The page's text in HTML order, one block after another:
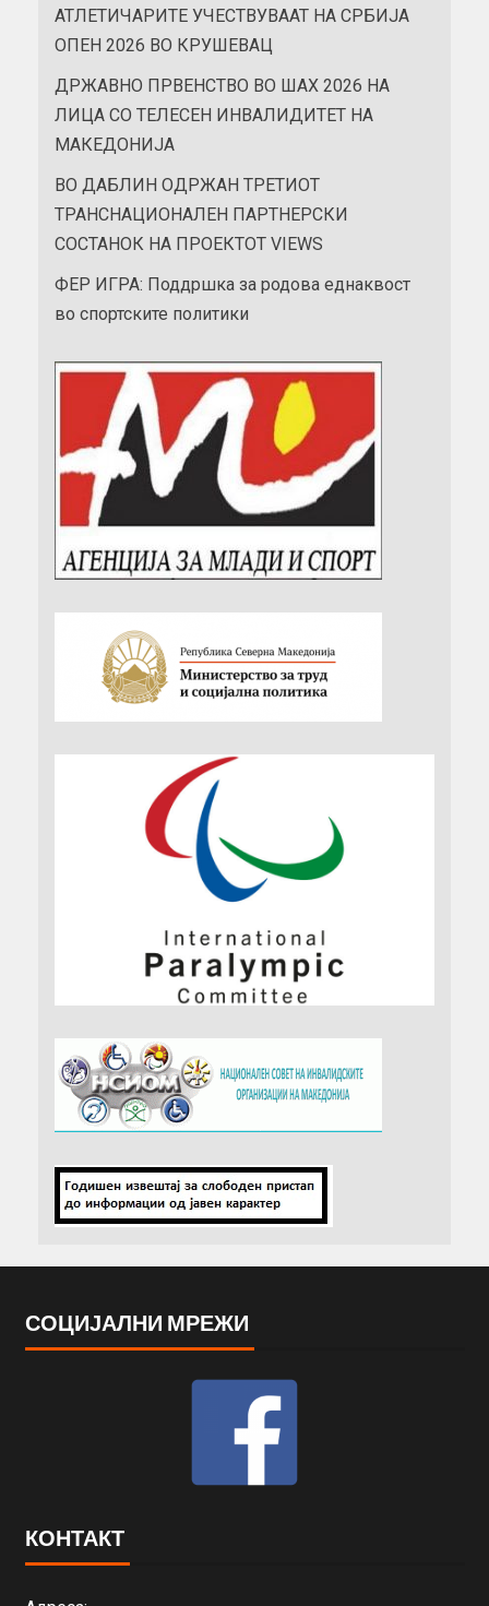
АТЛЕТИЧАРИТЕ УЧЕСТВУВААТ НА СРБИЈА
ОПЕН 2026 ВО КРУШЕВАЦ
ДРЖАВНО ПРВЕНСТВО ВО ШАХ 2026 НА
ЛИЦА СО ТЕЛЕСЕН ИНВАЛИДИТЕТ НА
МАКЕДОНИЈА
ВО ДАБЛИН ОДРЖАН ТРЕТИОТ
ТРАНСНАЦИОНАЛЕН ПАРТНЕРСКИ
СОСТАНОК НА ПРОЕКТОТ VIEWS
ФЕР ИГРА: Поддршка за родова еднаквост
во спортските политики
СОЦИЈАЛНИ МРЕЖИ
КОНТАКТ